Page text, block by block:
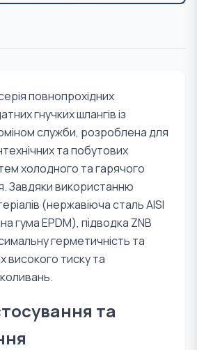
повнопрохідних
гнучких шлангів із
служби, розроблена для
та побутових
холодного та гарячого
Завдяки використанню
(нержавіюча сталь AISI
гума EPDM), підводка ZNB
герметичність та
високого тиску та
та